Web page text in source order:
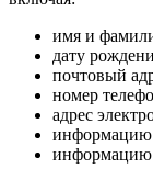
имя и
дату
почтовый
номер
адрес
информацию
информацию